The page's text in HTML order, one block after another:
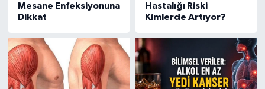
Mesane Enfeksiyonuna
Dikkat
Hastalığı Riski
Kimlerde Artıyor?